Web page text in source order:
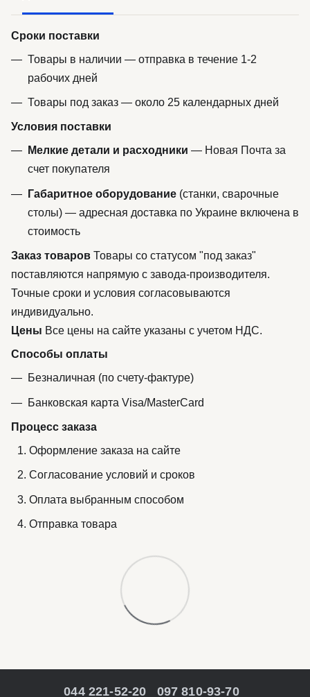
Сроки поставки
Товары в наличии — отправка в течение 1-2
рабочих дней
Товары под заказ — около 25 календарных дней
Условия поставки
Мелкие детали и расходники — Новая Почта за
счет покупателя
Габаритное оборудование (станки, сварочные
столы) — адресная доставка по Украине включена в
стоимость
Заказ товаров Товары со статусом "под заказ"
поставляются напрямую с завода-производителя.
Точные сроки и условия согласовываются
индивидуально.
Цены Все цены на сайте указаны с учетом НДС.
Способы оплаты
Безналичная (по счету-фактуре)
Банковская карта Visa/MasterCard
Процесс заказа
Оформление заказа на сайте
Согласование условий и сроков
Оплата выбранным способом
Отправка товара
044 221-52-20 097 810-93-70